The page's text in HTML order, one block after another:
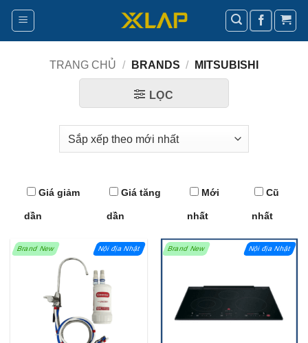
Bỏ
nội
TRANG CHỦ / BRANDS / MITSUBISHI
LỌC
Giá giảm
dần
Giá tăng
dần
Mới
nhất
Cũ
nhất
Brand New Nội địa Nhật Brand New Nội địa Nhật